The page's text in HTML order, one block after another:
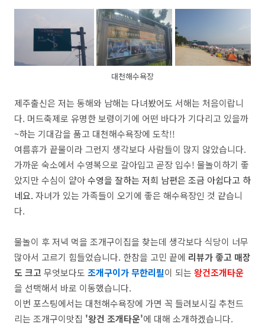
대천해수욕장
제주출신은 저는 동해와 남해는 다녀봤어도 서해는 처음이랍니
다. 머드축제로 유명한 보령이기에 어떤 바다가 기다리고 있을까
~하는 기대감을 품고 대천해수욕장에 도착!!
여름휴가 끝물이라 그런지 생각보다 사람들이 많지 않았습니다.
가까운 숙소에서 수영복으로 갈아입고 곧장 입수! 물놀이하기 좋
았지만 수심이 얕아수영을 잘하는 저희 남편은 조금 아쉽다고 하
네요. 자녀가 있는 가족들이 오기에 좋은 해수욕장인 것 같습니
다.
물놀이 후 저녁 먹을 조개구이집을 찾는데 생각보다 식당이 너무
많아서 고르기 힘들었습니다. 한참을 고민 끝에 리뷰가 좋고 매장
도 크고 무엇보다도 조개구이가 무한리필이 되는 왕건조개타운
을 선택해서 바로 이동했습니다.
이번 포스팅에서는 대천해수욕장에 가면 꼭 들려보시길 추천드
리는 조개구이맛집 '왕건 조개타운'에 대해 소개하겠습니다.